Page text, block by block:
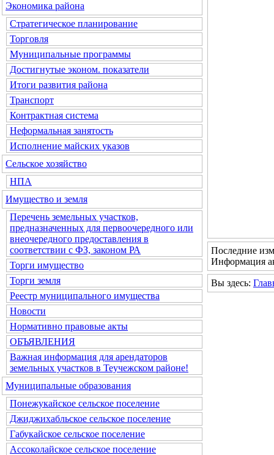
Экономика района
Стратегическое планирование
Торговля
Муниципальные программы
Достигнутые эконом. показатели
Итоги развития района
Транспорт
Контрактная система
Неформальная занятость
Исполнение майских указов
Сельское хозяйство
НПА
Имущество и земля
Перечень земельных участков,
предназначенных для первоочередного или
внеочередного предоставления в
соответствии с ФЗ, законом РА
Торги имущество
Торги земля
Реестр муниципального имущества
Новости
Нормативно правовые акты
ОБЪЯВЛЕНИЯ
Важная информация для арендаторов
земельных участков в Теучежском районе!
Муниципальные образования
Понежукайское сельское поселение
Джиджихабльское сельское поселение
Габукайское сельское поселение
Ассоколайское сельское поселение
Последние
Информация
Вы здесь: